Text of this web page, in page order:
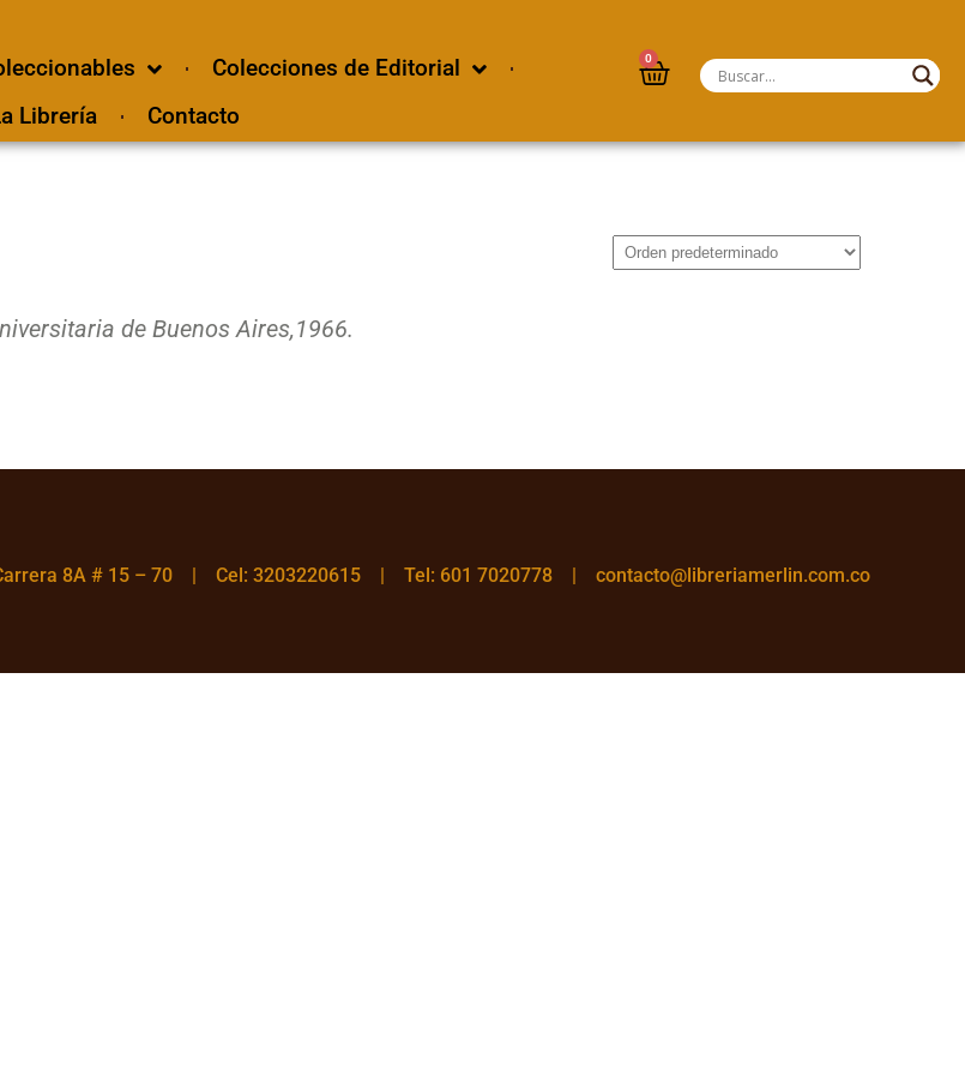
Colecciones de Editorial
Librería
Contacto
0
de Buenos Aires,1966.
8A # 15 – 70 | Cel: 3203220615 | Tel: 601 7020778 | contacto@libreriamerlin.com.co